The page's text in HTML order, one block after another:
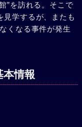
”を訪れる。そこで
見学するが、またも
くなる事件が発生
情報